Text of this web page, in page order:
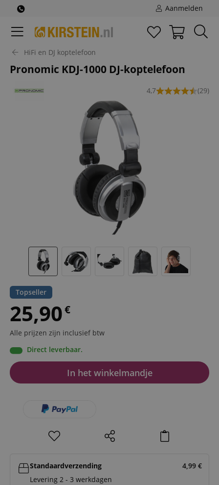
Aanmelden
HiFi en DJ koptelefoon
Pronomic KDJ-1000 DJ-koptelefoon
4,7 (29)
Topseller
25,90€
Alle prijzen zijn inclusief btw
Direct leverbaar.
In het winkelmandje
Standaardverzending 4,99 €
Levering 2 - 3 werkdagen